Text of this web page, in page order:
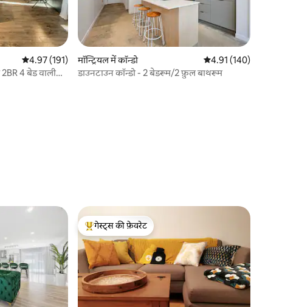
औसत रेटिंग 5 में से 4.97, 191 समीक्षाएँ
4.97 (191)
4 बेड वाली
मॉन्ट्रियल में कॉन्डो औसत रेटिंग 5 में से 4.91,
4.91 (140)
डाउनटाउन कॉन्डो - 2 बेडरूम/2 फ़ुल बाथरूम
गेस्ट्स का टॉप फ़ेवरेट
गेस्ट्स की फ़ेवरेट